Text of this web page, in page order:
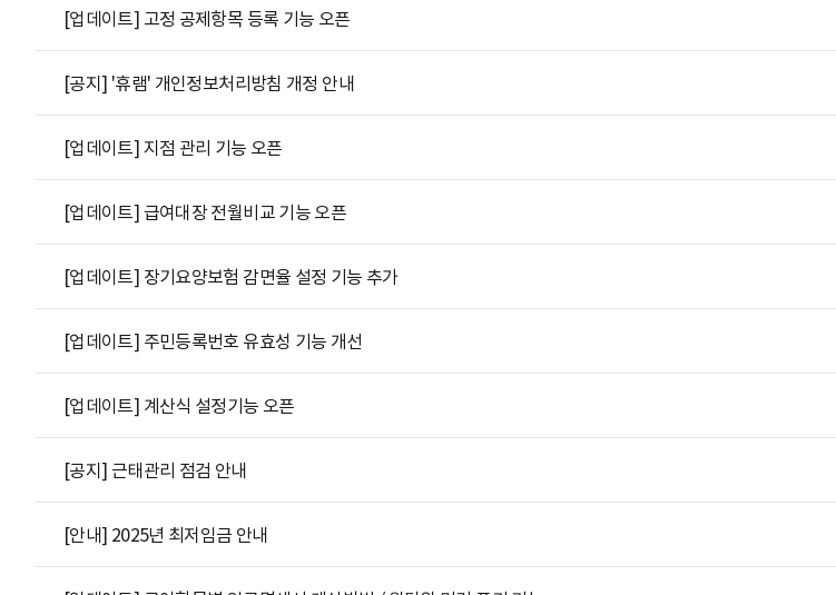
[업데이트] 고정 공제항목 등록 기능 오픈
[공지] '휴램' 개인정보처리방침 개정 안내
[업데이트] 지점 관리 기능 오픈
[업데이트] 급여대장 전월비교 기능 오픈
[업데이트] 장기요양보험 감면율 설정 기능 추가
[업데이트] 주민등록번호 유효성 기능 개선
[업데이트] 계산식 설정기능 오픈
[공지] 근태관리 점검 안내
[안내] 2025년 최저임금 안내